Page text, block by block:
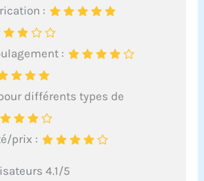
:
:
différents types de
prix :
4.1/5